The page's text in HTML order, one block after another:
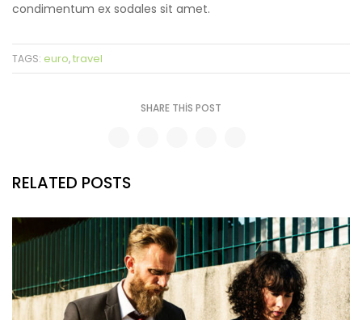
condimentum ex sodales sit amet.
TAGS: euro,travel
SHARE THIS POST
RELATED POSTS